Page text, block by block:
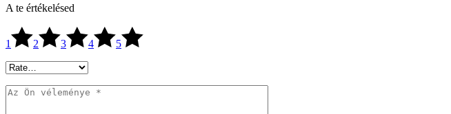
A te értékelésed
1 2 3 4 5